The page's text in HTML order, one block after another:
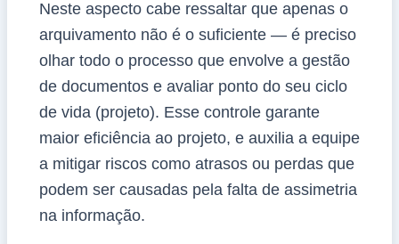
Neste aspecto cabe ressaltar que apenas o
arquivamento não é o suficiente — é preciso
olhar todo o processo que envolve a gestão
de documentos e avaliar ponto do seu ciclo
de vida (projeto). Esse controle garante
maior eficiência ao projeto, e auxilia a equipe
a mitigar riscos como atrasos ou perdas que
podem ser causadas pela falta de assimetria
na informação.